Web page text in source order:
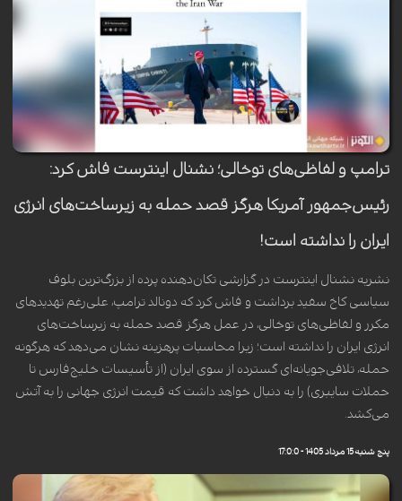
ترامپ و لفاظی‌های توخالی؛ نشنال اینترست فاش کرد:
رئیس‌جمهور آمریکا هرگز قصد حمله به زیرساخت‌های انرژی
ایران را نداشته است!
نشریه نشنال اینترست در گزارشی تکان‌دهنده پرده از بزرگ‌ترین بلوف
سیاسی کاخ سفید برداشت و فاش کرد که دونالد ترامپ، علی‌رغم تهدیدهای
مکرر و لفاظی‌های توخالی، در عمل هرگز قصد حمله به زیرساخت‌های
انرژی ایران را نداشته است؛ زیرا محاسبات پرهزینه نشان می‌دهد که هرگونه
حمله، تلافی‌جویانه‌ای گسترده از سوی ایران (از تأسیسات خلیج‌فارس تا
حملات سایبری) را به دنبال خواهد داشت که قیمت انرژی جهانی را به آتش
می‌کشد.
پنج شنبه 15 مرداد 1405 - 17:0:0